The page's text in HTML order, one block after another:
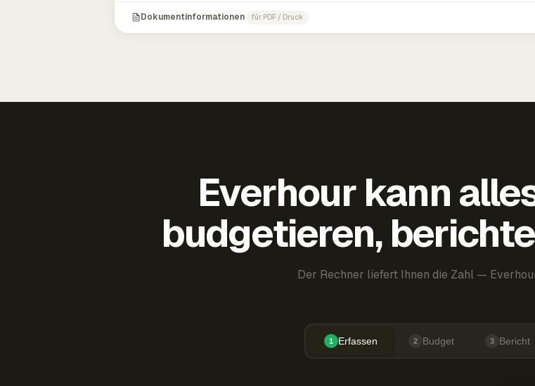
Dokumentinformationen für PDF / Druck
Everhour kann
budgetieren,
Der Rechner liefert Ihnen die Zahl —
1 Erfassen 2 Budget 3 Bericht